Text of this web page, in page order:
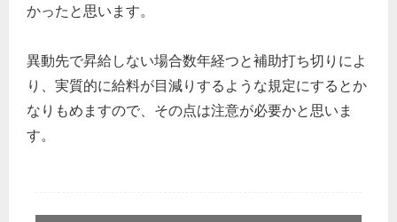
かったと思います。
異動先で昇給しない場合数年経つと補助打ち切りによ
り、実質的に給料が目減りするような規定にするとか
なりもめますので、その点は注意が必要かと思いま
す。